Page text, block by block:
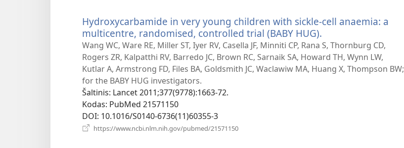
Hydroxycarbamide in very young children with sickle-cell anaemia: a
multicentre, randomised, controlled trial (BABY HUG).
naujas
langas)
Wang WC, Ware RE, Miller ST, Iyer RV, Casella JF, Minniti CP, Rana S, Thornburg CD,
Rogers ZR, Kalpatthi RV, Barredo JC, Brown RC, Sarnaik SA, Howard TH, Wynn LW,
Kutlar A, Armstrong FD, Files BA, Goldsmith JC, Waclawiw MA, Huang X, Thompson BW;
for the BABY HUG investigators.
Šaltinis‎: Lancet 2011;377(9778):1663-72.
Kodas‎: PubMed 21571150
DOI‎: 10.1016/S0140-6736(11)60355-3
https://www.ncbi.nlm.nih.gov/pubmed/21571150